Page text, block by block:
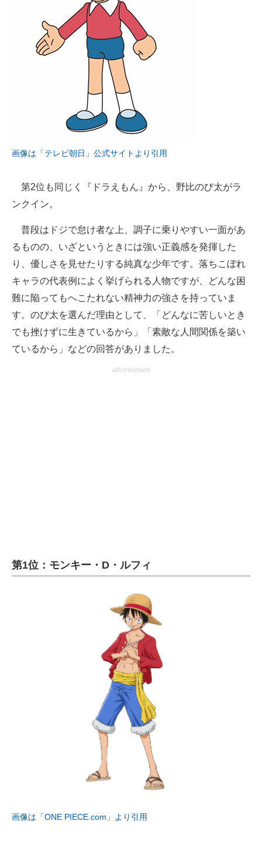
画像は「テレビ朝日」公式サイトより引用
第2位も同じく『ドラえもん』から、野比のび太がラ
ンクイン。
普段はドジで怠け者な上、調子に乗りやすい一面があ
るものの、いざというときには強い正義感を発揮した
り、優しさを見せたりする純真な少年です。落ちこぼれ
キャラの代表例によく挙げられる人物ですが、どんな困
難に陥ってもへこたれない精神力の強さを持っていま
す。のび太を選んだ理由として、「どんなに苦しいとき
でも挫けずに生きているから」「素敵な人間関係を築い
ているから」などの回答がありました。
advertisement
第1位：モンキー・D・ルフィ
画像は「ONE PIECE.com」より引用